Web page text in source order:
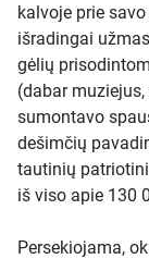
kalvoje prie
išradingai
gėlių
(dabar
sumontavo
dešimčių
tautinių
iš viso apie 130
Persekiojama,